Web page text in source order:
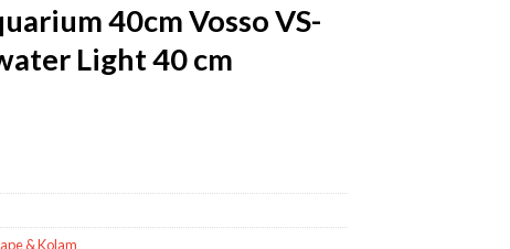
40cm Vosso VS-
Light 40 cm
& Kolam